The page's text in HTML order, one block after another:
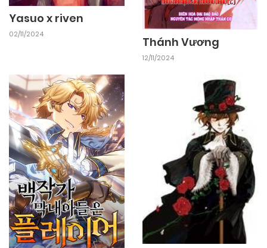
Yasuo x riven
02/11/2024
Thánh Vương
12/11/2024